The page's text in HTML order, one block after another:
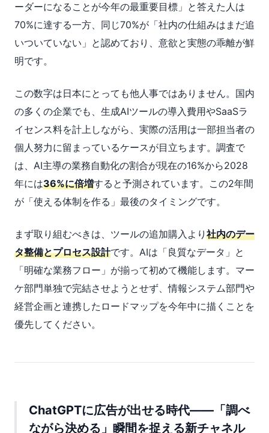
ーダーになることが今年の最重要目標」と答えた人は
70%に達する一方、同じ70%が「社内の仕組みはまだ追
いついていない」と認めており、意欲と実態の乖離が鮮
明です。
この数字は日本にとっても他人事ではありません。国内
の多くの企業でも、生成AIツールの導入費用やSaaSラ
イセンス料を計上しながら、実際の活用は一部担当者の
個人努力に留まっているケースが目立ちます。調査で
は、AI主導の業務自動化の割合が現在の16%から2028
年には36%に倍増すると予測されています。この2年間
が「使える体制を作る」最後のタイミングです。
まず取り組むべきは、ツールの追加購入より 社内のデー
タ整備とプロセス設計です。AIは「良質なデータ」と
「明確な業務フロー」が揃って初めて機能します。マー
ケ部門単独で完結させようとせず、情報システム部門や
経営企画と連携したロードマップを今年中に描くことを
優先してください。
ChatGPTに広告が出せる時代——「調べ
ながら決める」瞬間を捉える新チャネル